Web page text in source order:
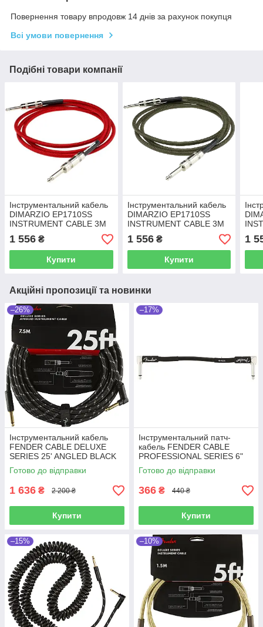
Повернення товару впродовж 14 днів за рахунок покупця
Всі умови повернення
Подібні товари компанії
Інструментальний кабель
DIMARZIO EP1710SS
INSTRUMENT CABLE 3M
(RED)
1 556 ₴
Купити
Інструментальний кабель
DIMARZIO EP1710SS
INSTRUMENT CABLE 3M
(MARINE GREEN)
1 556₴
Купити
1
Акційні пропозиції та новинки
–26%
Інструментальний кабель
FENDER CABLE DELUXE
SERIES 25' ANGLED BLACK
TWEED (7.5 м)
Готово до відправки
1 636 ₴ 2 200 ₴
Купити
–17%
Інструментальний патч-
кабель FENDER CABLE
PROFESSIONAL SERIES 6"
PATCH BLACK
Готово до відправки
366 ₴ 440 ₴
Купити
–15% –10%